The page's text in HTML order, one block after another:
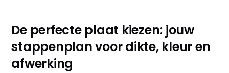
De perfecte plaat kiezen: jouw
stappenplan voor dikte, kleur en
afwerking